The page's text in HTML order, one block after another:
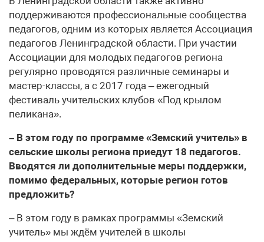
поддерживаются профессиональные сообщества
педагогов, одним из которых является Ассоциация
педагогов Ленинградской области. При участии
Ассоциации для молодых педагогов региона
регулярно проводятся различные семинары и
мастер-классы, а с 2017 года – ежегодный
фестиваль учительских клубов «Под крылом
пеликана».
– В этом году по программе «Земский учитель» в
сельские школы региона приедут 18 педагогов.
Вводятся ли дополнительные меры поддержки,
помимо федеральных, которые регион готов
предложить?
– В этом году в рамках программы «Земский
учитель» мы ждём учителей в школы